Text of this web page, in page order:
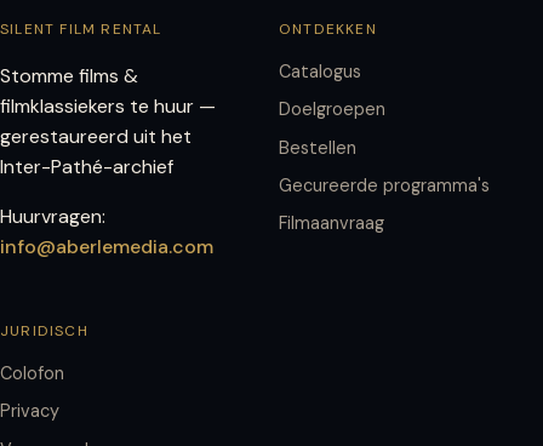
SILENT FILM RENTAL
Stomme films &
filmklassiekers te huur —
gerestaureerd uit het
Inter-Pathé-archief
Huurvragen:
info@aberlemedia.com
ONTDEKKEN
Catalogus
Doelgroepen
Bestellen
Gecureerde programma's
Filmaanvraag
JURIDISCH
Colofon
Privacy